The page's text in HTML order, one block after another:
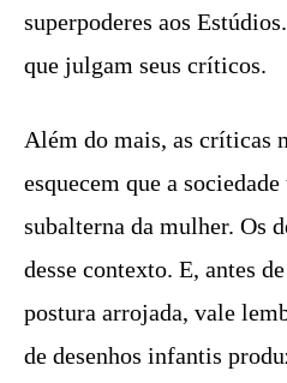
superpoderes aos
que julgam seus críticos.
Além do mais, as críticas
esquecem que a
subalterna da mulher. Os
desse contexto. E, antes
postura arrojada, vale
de desenhos infantis